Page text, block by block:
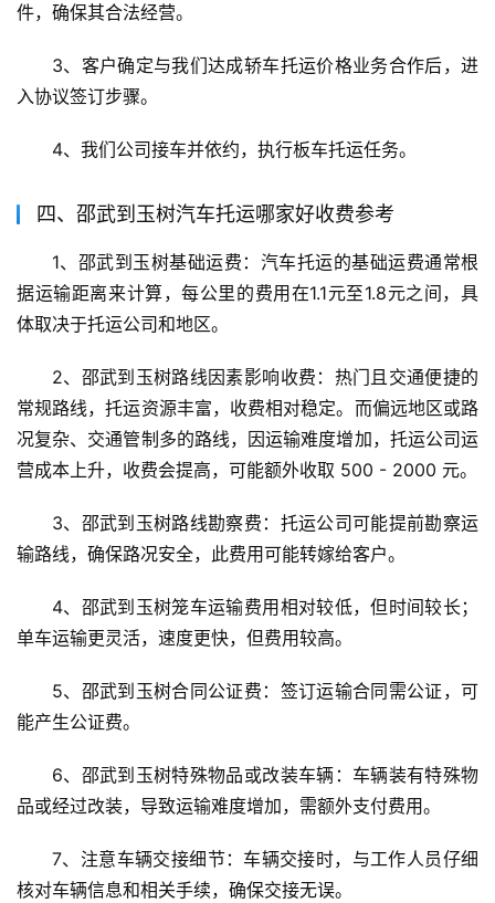
件，确保其合法经营。
3、客户确定与我们达成轿车托运价格业务合作后，进
入协议签订步骤。
4、我们公司接车并依约，执行板车托运任务。
四、邵武到玉树汽车托运哪家好收费参考
1、邵武到玉树基础运费：汽车托运的基础运费通常根
据运输距离来计算，每公里的费用在1.1元至1.8元之间，具
体取决于托运公司和地区。
2、邵武到玉树路线因素影响收费：热门且交通便捷的
常规路线，托运资源丰富，收费相对稳定。而偏远地区或路
况复杂、交通管制多的路线，因运输难度增加，托运公司运
营成本上升，收费会提高，可能额外收取 500 - 2000 元。
3、邵武到玉树路线勘察费：托运公司可能提前勘察运
输路线，确保路况安全，此费用可能转嫁给客户。
4、邵武到玉树笼车运输费用相对较低，但时间较长；
单车运输更灵活，速度更快，但费用较高。
5、邵武到玉树合同公证费：签订运输合同需公证，可
能产生公证费。
6、邵武到玉树特殊物品或改装车辆：车辆装有特殊物
品或经过改装，导致运输难度增加，需额外支付费用。
7、注意车辆交接细节：车辆交接时，与工作人员仔细
核对车辆信息和相关手续，确保交接无误。